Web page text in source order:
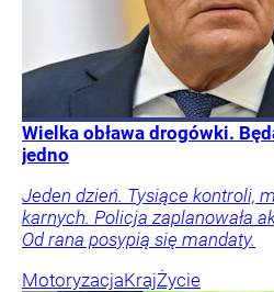
Wielka obława drogówki.
jedno
Jeden dzień. Tysiące kontroli,
karnych. Policja zaplanowała
Od rana posypią się mandaty.
MotoryzacjaKrajŻycie